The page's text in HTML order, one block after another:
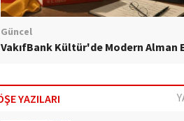
Güncel
VakıfBank Kültür'de Modern Alman
YAZILARI